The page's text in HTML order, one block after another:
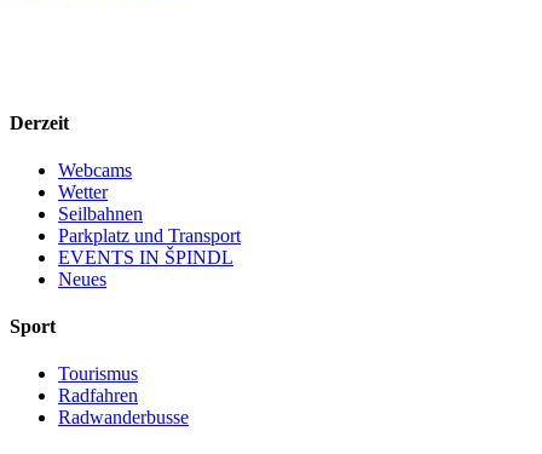
Derzeit
Webcams
Wetter
Seilbahnen
Parkplatz und Transport
EVENTS IN ŠPINDL
Neues
Sport
Tourismus
Radfahren
Radwanderbusse